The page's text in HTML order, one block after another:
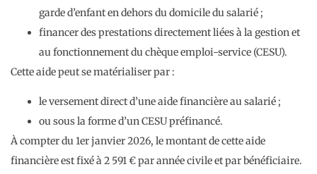
garde d’enfant en dehors du domicile du salarié ;
financer des prestations directement liées à la gestion et
au fonctionnement du chèque emploi-service (CESU).
Cette aide peut se matérialiser par :
le versement direct d’une aide financière au salarié ;
ou sous la forme d’un CESU préfinancé.
À compter du 1er janvier 2026, le montant de cette aide
financière est fixé à 2 591 € par année civile et par bénéficiaire.